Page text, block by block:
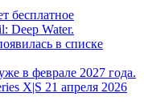
бесплатное
Deep Water.
в списке
в феврале 2027 года.
X|S 21 апреля 2026